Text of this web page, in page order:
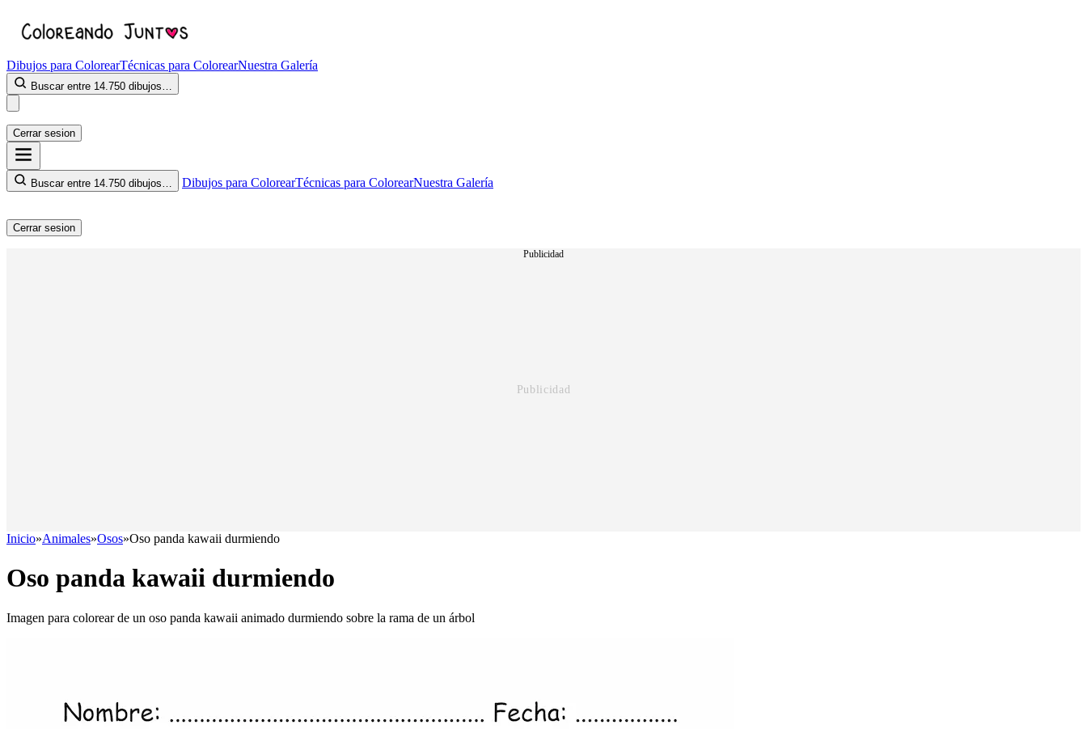
Dibujos para ColorearTécnicas para ColorearNuestra Galería
Buscar entre 14.750 dibujos…
Cerrar sesion
Buscar entre 14.750 dibujos… Dibujos para ColorearTécnicas para ColorearNuestra Galería
Cerrar sesion
Publicidad
Inicio»Animales»Osos»Oso panda kawaii durmiendo
Oso panda kawaii durmiendo
Imagen para colorear de un oso panda kawaii animado durmiendo sobre la rama de un árbol